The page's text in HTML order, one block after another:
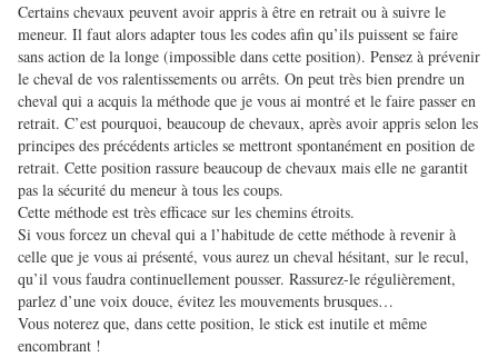
Certains chevaux peuvent avoir appris à être en retrait ou à suivre le
meneur. Il faut alors adapter tous les codes afin qu’ils puissent se faire
sans action de la longe (impossible dans cette position). Pensez à prévenir
le cheval de vos ralentissements ou arrêts. On peut très bien prendre un
cheval qui a acquis la méthode que je vous ai montré et le faire passer en
retrait. C’est pourquoi, beaucoup de chevaux, après avoir appris selon les
principes des précédents articles se mettront spontanément en position de
retrait. Cette position rassure beaucoup de chevaux mais elle ne garantit
pas la sécurité du meneur à tous les coups.
Cette méthode est très efficace sur les chemins étroits.
Si vous forcez un cheval qui a l’habitude de cette méthode à revenir à
celle que je vous ai présenté, vous aurez un cheval hésitant, sur le recul,
qu’il vous faudra continuellement pousser. Rassurez-le régulièrement,
parlez d’une voix douce, évitez les mouvements brusques…
Vous noterez que, dans cette position, le stick est inutile et même
encombrant !